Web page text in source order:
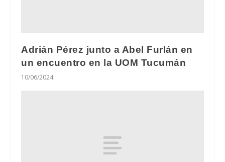
Adrián Pérez junto a Abel Furlán en
un encuentro en la UOM Tucumán
10/06/2024